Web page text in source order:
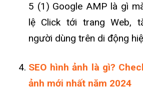
5 (1) Google AMP là gì
lệ Click tới trang Web,
người dùng trên di động
SEO hình ảnh là gì?
ảnh mới nhất năm 2024